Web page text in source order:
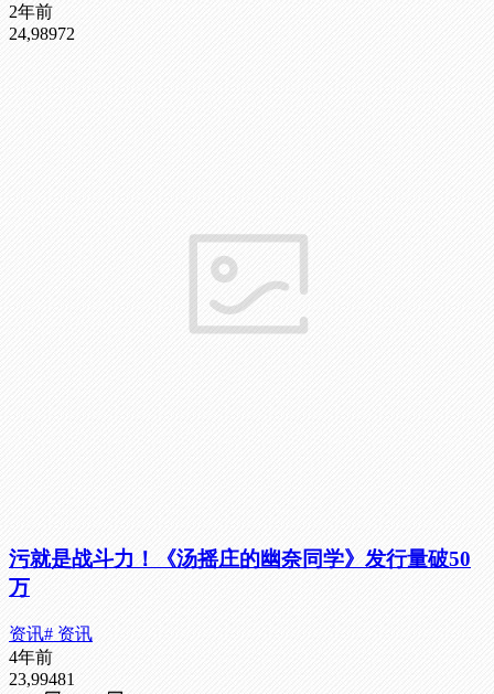
2年前
24,98972
污就是战斗力！《汤摇庄的幽奈同学》发行量破50
万
资讯# 资讯
4年前
23,99481